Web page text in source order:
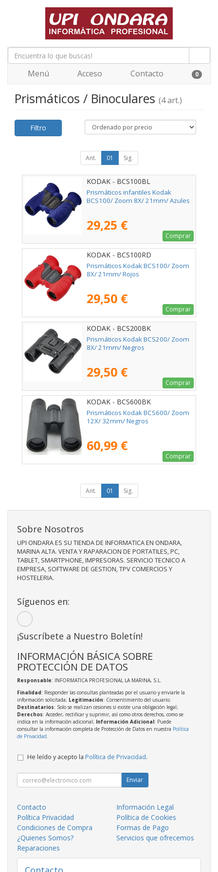
Menú Acceso Contacto 0
Prismáticos / Binoculares (4 art.)
Filtro
Ant. 01 Sig.
KODAK - BCS100BL
Prismáticos infantiles Kodak
BCS100/ Zoom 8X/ 21mm/ Azules
29,25 €
Comprar
KODAK - BCS100RD
Prismáticos Kodak BCS100/ Zoom
8X/ 21mm/ Rojos
29,50 €
Comprar
KODAK - BCS200BK
Prismáticos Kodak BCS200/ Zoom
8X/ 21mm/ Negros
29,50 €
Comprar
KODAK - BCS600BK
Prismáticos Kodak BCS600/ Zoom
12X/ 32mm/ Negros
60,99 €
Comprar
Ant. 01 Sig.
Sobre Nosotros
UPI ONDARA ES SU TIENDA DE INFORMATICA EN ONDARA,
MARINA ALTA. VENTA Y RAPARACION DE PORTATILES, PC,
TABLET, SMARTPHONE, IMPRESORAS. SERVICIO TECNICO A
EMPRESA, SOFTWARE DE GESTION, TPV COMERCIOS Y
HOSTELERIA.
Síguenos en:
¡Suscríbete a Nuestro Boletín!
INFORMACIÓN BÁSICA SOBRE
PROTECCIÓN DE DATOS
Responsable: INFORMATICA PROFESIONAL LA MARINA, S.L.
Finalidad: Responder las consultas planteadas por el usuario y enviarle la
información solicitada; Legitimación: Consentimiento del usuario;
Destinatarios: Solo se realizan cesiones si existe una obligación legal;
Derechos: Acceder, rectificar y suprimir, así como otros derechos, como se
indica en la información adicional; Información Adicional: Puede
consultar la información completa de Protección de Datos en nuestra Política
de Privacidad.
He leído y acepto la Política de Privacidad.
Enviar
Contacto
Información Legal
Política Privacidad
Política de Cookies
Condiciones de Compra
Formas de Pago
¿Quienes Somos?
Servicios que ofrecemos
Reparaciones